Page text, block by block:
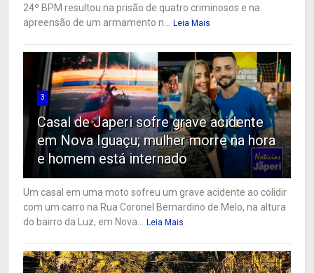
24º BPM resultou na prisão de quatro criminosos e na
apreensão de um armamento n... Leia Mais
3
Casal de Japeri sofre grave acidente
em Nova Iguaçu; mulher morre na hora
e homem está internado
Um casal em uma moto sofreu um grave acidente ao colidir
com um carro na Rua Coronel Bernardino de Melo, na altura
do bairro da Luz, em Nova... Leia Mais